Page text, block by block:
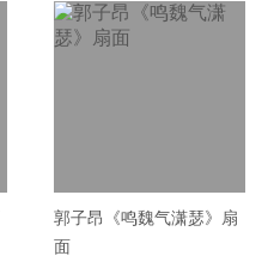
郭子昂《鸣魏气潇瑟》扇
面